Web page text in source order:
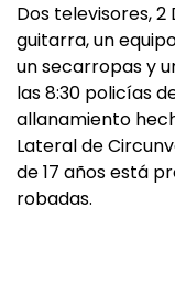
Dos televisores,
guitarra, un
un secarropas y
las 8:30 policías
allanamiento
Lateral de
de 17 años está
robadas.